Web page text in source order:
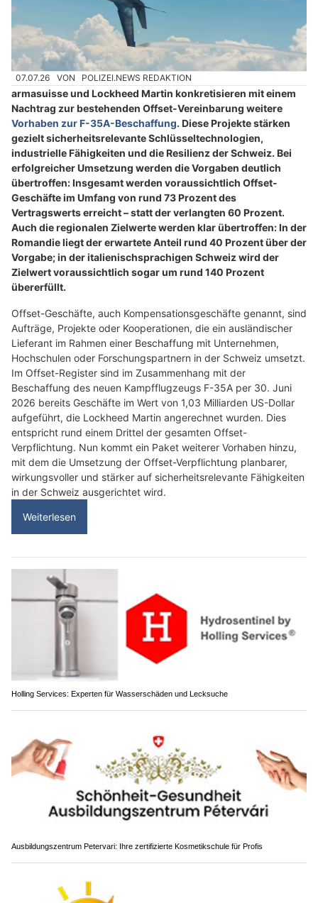
07.07.26 VON POLIZEI.NEWS REDAKTION
armasuisse und Lockheed Martin konkretisieren mit einem
Nachtrag zur bestehenden Offset-Vereinbarung weitere
Vorhaben zur F-35A-Beschaffung. Diese Projekte stärken
gezielt sicherheitsrelevante Schlüsseltechnologien,
industrielle Fähigkeiten und die Resilienz der Schweiz. Bei
erfolgreicher Umsetzung werden die Vorgaben deutlich
übertroffen: Insgesamt werden voraussichtlich Offset-
Geschäfte im Umfang von rund 73 Prozent des
Vertragswerts erreicht – statt der verlangten 60 Prozent.
Auch die regionalen Zielwerte werden klar übertroffen: In der
Romandie liegt der erwartete Anteil rund 40 Prozent über der
Vorgabe; in der italienischsprachigen Schweiz wird der
Zielwert voraussichtlich sogar um rund 140 Prozent
übererfüllt.
Offset-Geschäfte, auch Kompensationsgeschäfte genannt, sind
Aufträge, Projekte oder Kooperationen, die ein ausländischer
Lieferant im Rahmen einer Beschaffung mit Unternehmen,
Hochschulen oder Forschungspartnern in der Schweiz umsetzt.
Im Offset-Register sind im Zusammenhang mit der
Beschaffung des neuen Kampfflugzeugs F-35A per 30. Juni
2026 bereits Geschäfte im Wert von 1,03 Milliarden US-Dollar
aufgeführt, die Lockheed Martin angerechnet wurden. Dies
entspricht rund einem Drittel der gesamten Offset-
Verpflichtung. Nun kommt ein Paket weiterer Vorhaben hinzu,
mit dem die Umsetzung der Offset-Verpflichtung planbarer,
wirkungsvoller und stärker auf sicherheitsrelevante Fähigkeiten
in der Schweiz ausgerichtet wird.
Weiterlesen
Holling Services: Experten für Wasserschäden und Lecksuche
Ausbildungszentrum Petervari: Ihre zertifizierte Kosmetikschule für Profis